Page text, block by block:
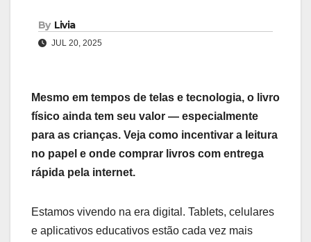
By Livia
JUL 20, 2025
Mesmo em tempos de telas e tecnologia, o livro
físico ainda tem seu valor — especialmente
para as crianças. Veja como incentivar a leitura
no papel e onde comprar livros com entrega
rápida pela internet.
Estamos vivendo na era digital. Tablets, celulares
e aplicativos educativos estão cada vez mais